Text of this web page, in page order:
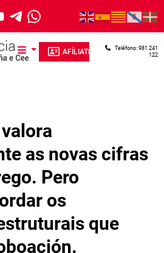
AFÍLIATE
Teléfono: 981 241
122
as novas cifras
Pero
os
que